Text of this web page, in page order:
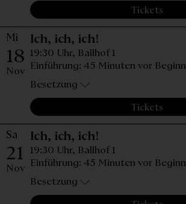
Tickets
Mi
18
Nov
Ich, ich, ich!
19:30 Uhr, Ballhof 1
Einführung: 45 Minuten vor Beginn
Besetzung
Tickets
Sa
21
Nov
Ich, ich, ich!
19:30 Uhr, Ballhof 1
Einführung: 45 Minuten vor Beginn
Besetzung